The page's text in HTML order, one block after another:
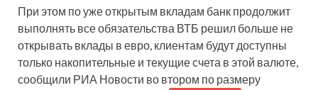
При этом по уже открытым вкладам банк продолжит
выполнять все обязательства ВТБ решил больше не
открывать вклады в евро, клиентам будут доступны
только накопительные и текущие счета в этой валюте,
сообщили РИА Новости во втором по размеру